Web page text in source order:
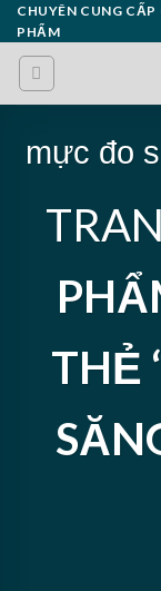
Skip
to
content
CHUYÊN CUNG
PHẨM
mực đo
THẺ